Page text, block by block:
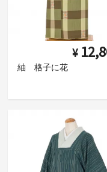
¥
紬 格子に花